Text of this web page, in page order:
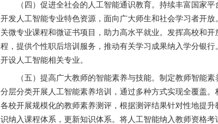
（四）促进全社会的人工智能通识教育。持续丰富国家平
开发人工智能专业特色资源，面向广大师生和社会学习者开
关微专业课程和微证书项目，助力高水平就业。发挥高校和
程，提供个性职后培训服务，推动有关学习成果纳入学分银
开设人工智能相关专业。
（五）提高广大教师的智能素养与技能。制定教师智能素
分层分类开展人工智能素养培训，通过多种方式实现全覆盖
各校开展规模化的教师素养测评，根据测评结果针对性地提
识纳入课程体系，更新知识体系。将人工智能纳入教师资格